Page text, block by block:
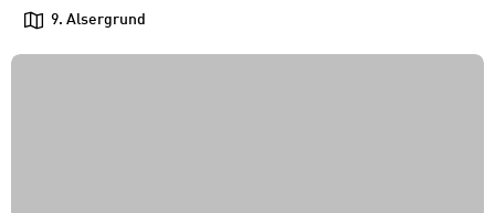
9. Alsergrund